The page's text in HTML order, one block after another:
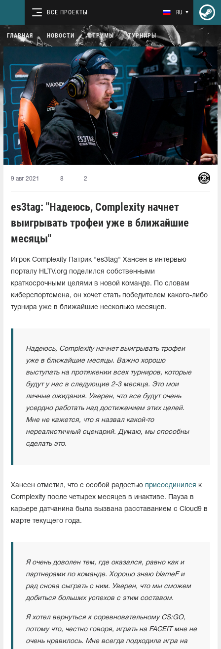
ВСЕ ПРОЕКТЫ RU
ГЛАВНАЯ НОВОСТИ СТРИМЫ ТУРНИРЫ
9 авг 2021 8 2
es3tag: "Надеюсь, Complexity начнет
выигрывать трофеи уже в ближайшие
месяцы"
Игрок Complexity Патрик "es3tag" Хансен в интервью
порталу HLTV.org поделился собственными
краткосрочными целями в новой команде. По словам
киберспортсмена, он хочет стать победителем какого-либо
турнира уже в ближайшие несколько месяцев.
Надеюсь, Complexity начнет выигрывать трофеи
уже в ближайшие месяцы. Важно хорошо
выступать на протяжении всех турниров, которые
будут у нас в следующие 2-3 месяца. Это мои
личные ожидания. Уверен, что все будут очень
усердно работать над достижением этих целей.
Мне не кажется, что я назвал какой-то
нереалистичный сценарий. Думаю, мы способны
сделать это.
Хансен отметил, что с особой радостью присоединился к
Complexity после четырех месяцев в инактиве. Пауза в
карьере датчанина была вызвана расставанием с Cloud9 в
марте текущего года.
Я очень доволен тем, где оказался, равно как и
партнерами по команде. Хорошо знаю blameF и
рад снова сыграть с ним. Уверен, что мы сможем
добиться больших успехов с этим составом.
Я хотел вернуться к соревновательному CS:GO,
потому что, честно говоря, играть на FACEIT мне не
очень нравилось. Мне всегда подходила игра на